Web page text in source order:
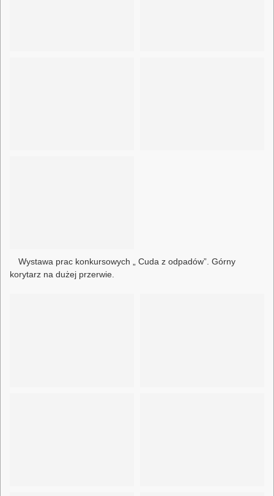
Wystawa prac konkursowych „ Cuda z odpadów”. Górny
korytarz na dużej przerwie.